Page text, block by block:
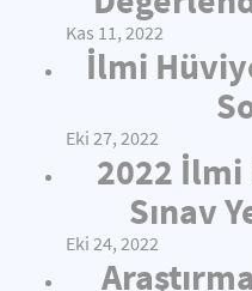
Kas 11, 2022
İlmi
Eki 27, 2022
2022
Sınav
Eki 24, 2022